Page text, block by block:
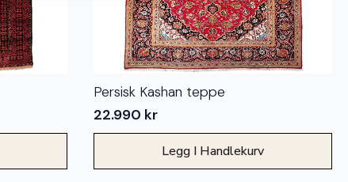
Persisk Kashan teppe
22.990 kr
Legg I Handlekurv